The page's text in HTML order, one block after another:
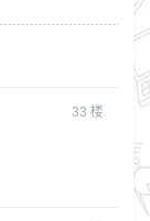
33 楼